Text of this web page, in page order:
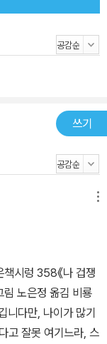
쓰기
시렁 358《나 겁쟁
림 노은정 옮김 비룡
니다만, 나이가 많기
고 잘못 여기느라, 스